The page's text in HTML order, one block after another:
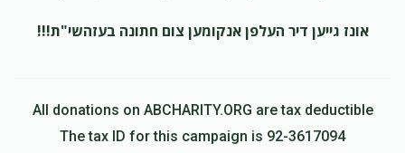
אונז גייען דיר העלפן אנקומען צום חתונה בעזהשי"ת!!!
All donations on ABCHARITY.ORG are tax deductible
The tax ID for this campaign is 92-3617094